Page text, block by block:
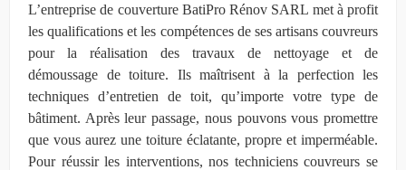
L’entreprise de couverture BatiPro Rénov SARL met à profit
les qualifications et les compétences de ses artisans couvreurs
pour la réalisation des travaux de nettoyage et de
démoussage de toiture. Ils maîtrisent à la perfection les
techniques d’entretien de toit, qu’importe votre type de
bâtiment. Après leur passage, nous pouvons vous promettre
que vous aurez une toiture éclatante, propre et imperméable.
Pour réussir les interventions, nos techniciens couvreurs se